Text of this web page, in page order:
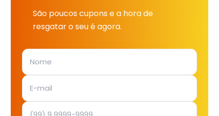
São poucos cupons e a hora de
resgatar o seu é agora.